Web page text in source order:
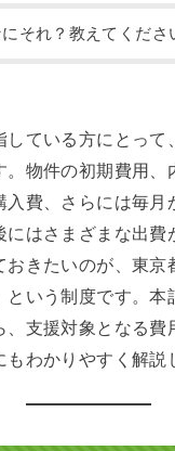
にそれ？教えてくださ
している方にとって
。物件の初期費用、
入費、さらには毎月
にはさまざまな出費
おきたいのが、東京
という制度です。
、支援対象となる費
わかりやすく解説